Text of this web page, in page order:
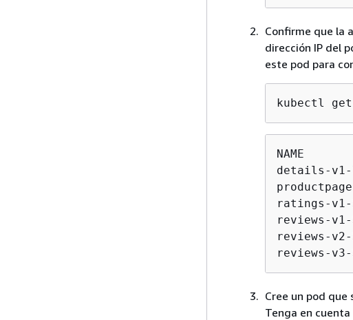
Confirme que la
dirección IP del
este pod para
kubectl
NAME
details-
ratings-
reviews-
reviews-
reviews-
Cree un pod
Tenga en